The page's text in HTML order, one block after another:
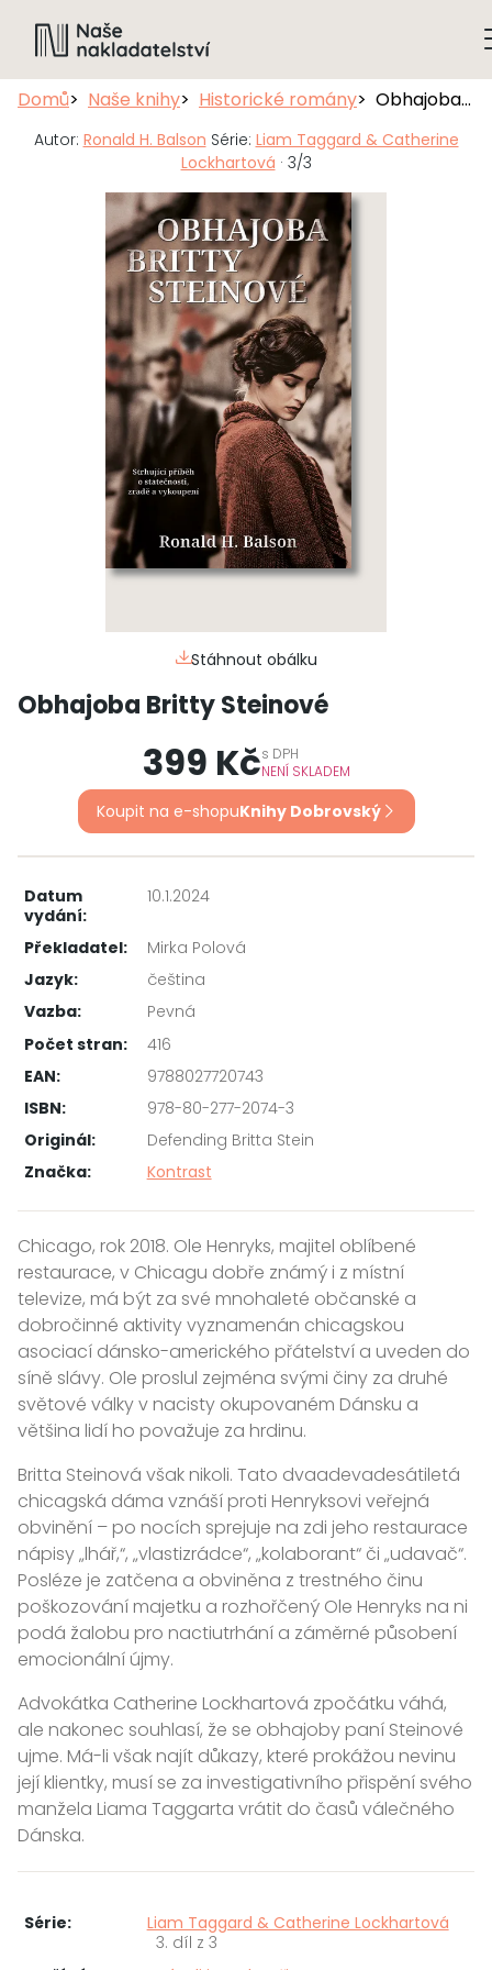
Domů Naše knihy Historické romány Obhajoba Britty Steinové
Autor: Ronald H. Balson Série: Liam Taggard & Catherine
Lockhartová · 3/3
Stáhnout obálku
Obhajoba Britty Steinové
399 Kčs DPH
NENÍ SKLADEM
Koupit na e-shopuKnihy Dobrovský
Datum
vydání:
10.1.2024
Překladatel:
Mirka Polová
Jazyk:
čeština
Vazba:
Pevná
Počet stran:
416
EAN:
9788027720743
ISBN:
978-80-277-2074-3
Originál:
Defending Britta Stein
Značka:
Kontrast
Chicago, rok 2018. Ole Henryks, majitel oblíbené
restaurace, v Chicagu dobře známý i z místní
televize, má být za své mnohaleté občanské a
dobročinné aktivity vyznamenán chicagskou
asociací dánsko-amerického přátelství a uveden do
síně slávy. Ole proslul zejména svými činy za druhé
světové války v nacisty okupovaném Dánsku a
většina lidí ho považuje za hrdinu.
Britta Steinová však nikoli. Tato dvaadevadesátiletá
chicagská dáma vznáší proti Henryksovi veřejná
obvinění – po nocích sprejuje na zdi jeho restaurace
nápisy „lhář,“, „vlastizrádce“, „kolaborant“ či „udavač“.
Posléze je zatčena a obviněna z trestného činu
poškozování majetku a rozhořčený Ole Henryks na ni
podá žalobu pro nactiutrhání a záměrné působení
emocionální újmy.
Advokátka Catherine Lockhartová zpočátku váhá,
ale nakonec souhlasí, že se obhajoby paní Steinové
ujme. Má-li však najít důkazy, které prokážou nevinu
její klientky, musí se za investigativního přispění svého
manžela Liama Taggarta vrátit do časů válečného
Dánska.
Série:
Liam Taggard & Catherine Lockhartová
3. díl z 3